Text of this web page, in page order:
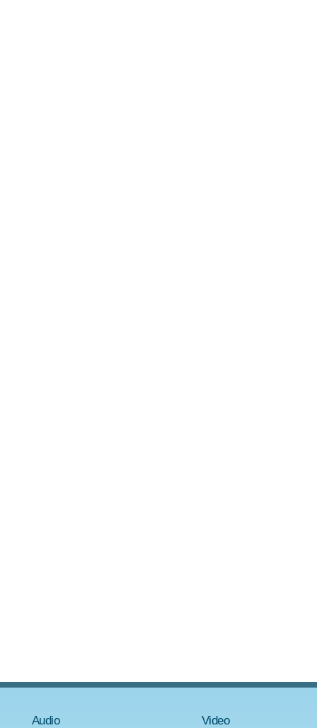
Audio Video